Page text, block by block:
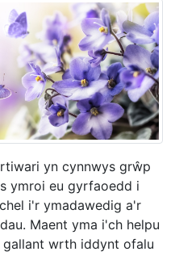
yn cynnwys grŵp
ymroi eu gyrfaoedd i
i'r ymadawedig a'r
Maent yma i'ch helpu
wrth iddynt ofalu